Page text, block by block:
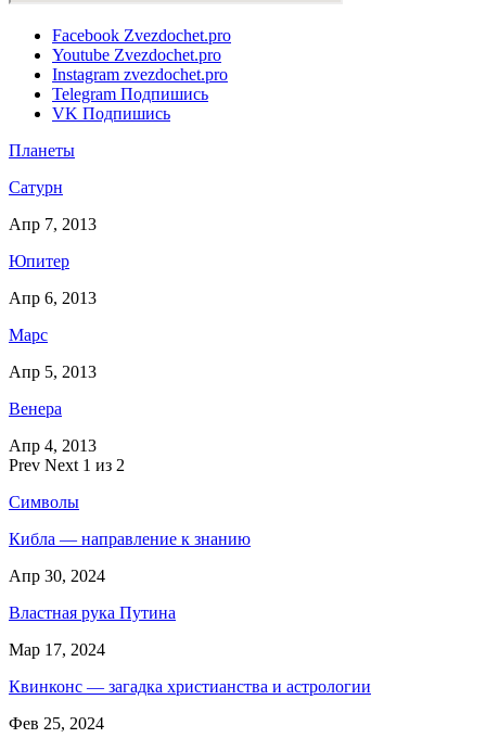
Facebook Zvezdochet.pro
Youtube Zvezdochet.pro
Instagram zvezdochet.pro
Telegram Подпишись
VK Подпишись
Планеты
Сатурн
Апр 7, 2013
Юпитер
Апр 6, 2013
Марс
Апр 5, 2013
Венера
Апр 4, 2013
Prev Next 1 из 2
Символы
Кибла — направление к знанию
Апр 30, 2024
Властная рука Путина
Мар 17, 2024
Квинконс — загадка христианства и астрологии
Фев 25, 2024